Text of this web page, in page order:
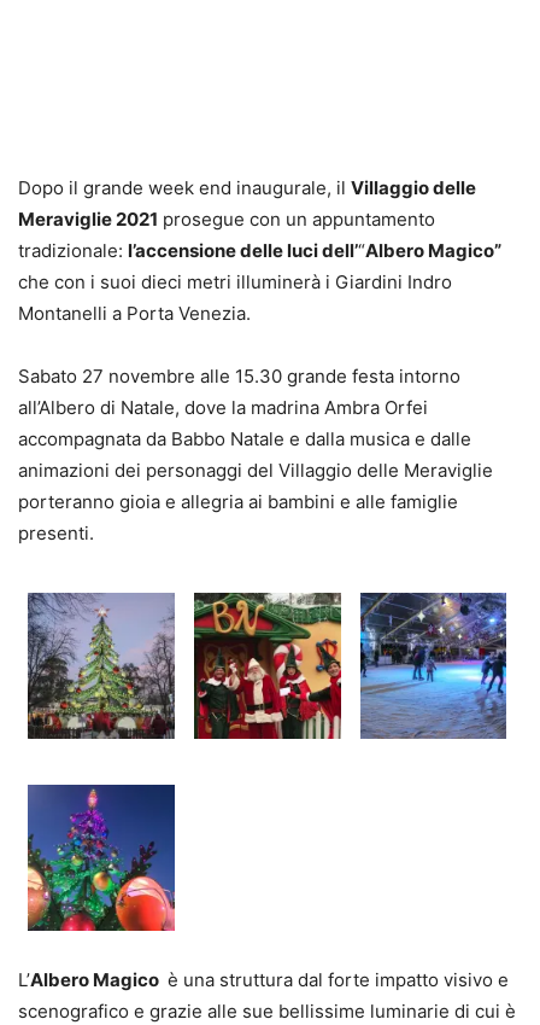
Dopo il grande week end inaugurale, il Villaggio delle
Meraviglie 2021 prosegue con un appuntamento
tradizionale: l’accensione delle luci dell’“Albero Magico”
che con i suoi dieci metri illuminerà i Giardini Indro
Montanelli a Porta Venezia.
Sabato 27 novembre alle 15.30 grande festa intorno
all’Albero di Natale, dove la madrina Ambra Orfei
accompagnata da Babbo Natale e dalla musica e dalle
animazioni dei personaggi del Villaggio delle Meraviglie
porteranno gioia e allegria ai bambini e alle famiglie
presenti.
L’Albero Magico è una struttura dal forte impatto visivo e
scenografico e grazie alle sue bellissime luminarie di cui è